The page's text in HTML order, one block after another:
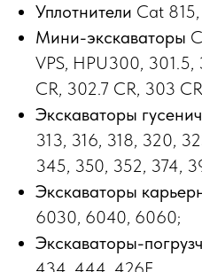
Уплотнители Cat
Мини-экскаваторы
VPS, HPU300, 301.5,
CR, 302.7 CR, 303
Экскаваторы
313, 316, 318, 320,
345, 350, 352, 374,
Экскаваторы
6030, 6040, 6060;
Экскаваторы-